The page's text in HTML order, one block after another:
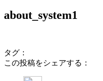
about_system1
タグ：
この投稿をシェアする：